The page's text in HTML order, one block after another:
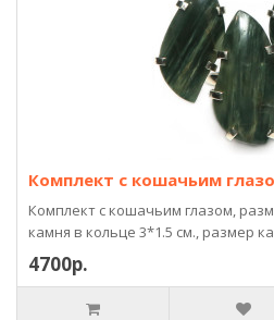
Комплект с кошачьим
Комплект с кошачьим глазом,
камня в кольце 3*1.5 см., размер
4700р.